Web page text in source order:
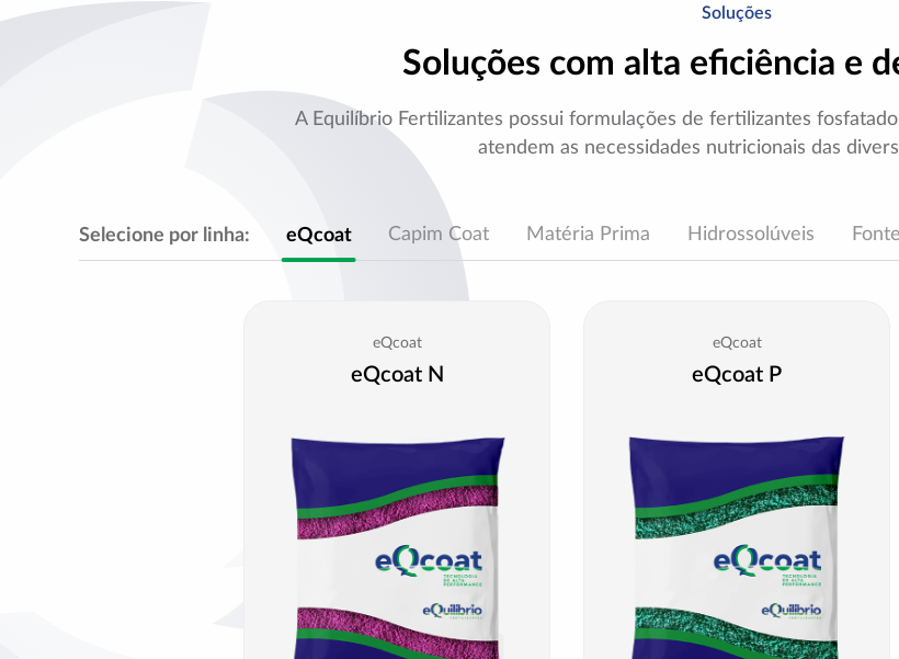
Soluções
Soluções com alta eficiência e
A Equilíbrio Fertilizantes possui formulações de fertilizantes
atendem as necessidades nutricionais das
Selecione por linha: eQcoat Capim Coat Matéria Prima Hidrossolúveis
eQcoat
eQcoat N
eQcoat
eQcoat P